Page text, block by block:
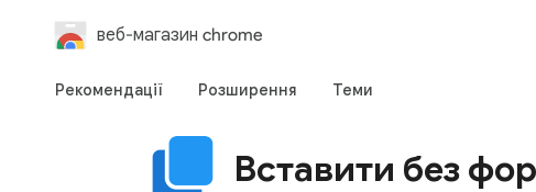
веб-магазин chrome
Рекомендації Розширення Теми
Вставити без